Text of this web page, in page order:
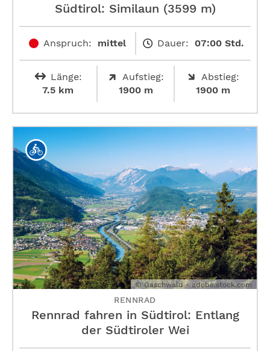
Südtirol: Similaun (3599 m)
Anspruch: mittel Dauer: 07:00 Std.
Länge:
7.5 km
Aufstieg:
1900 m
Abstieg:
1900 m
© Gaschwald - adobe.stock.com
RENNRAD
Rennrad fahren in Südtirol: Entlang
der Südtiroler Wei